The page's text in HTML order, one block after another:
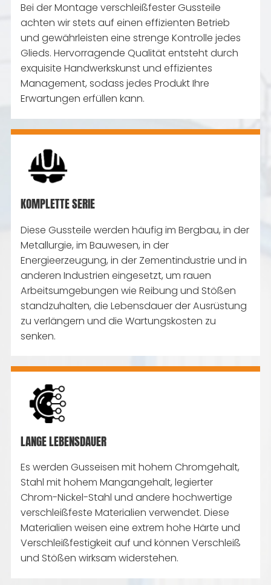
Bei der Montage verschleißfester Gussteile
achten wir stets auf einen effizienten Betrieb
und gewährleisten eine strenge Kontrolle jedes
Glieds. Hervorragende Qualität entsteht durch
exquisite Handwerkskunst und effizientes
Management, sodass jedes Produkt Ihre
Erwartungen erfüllen kann.
KOMPLETTE SERIE
Diese Gussteile werden häufig im Bergbau, in der
Metallurgie, im Bauwesen, in der
Energieerzeugung, in der Zementindustrie und in
anderen Industrien eingesetzt, um rauen
Arbeitsumgebungen wie Reibung und Stößen
standzuhalten, die Lebensdauer der Ausrüstung
zu verlängern und die Wartungskosten zu
senken.
LANGE LEBENSDAUER
Es werden Gusseisen mit hohem Chromgehalt,
Stahl mit hohem Mangangehalt, legierter
Chrom-Nickel-Stahl und andere hochwertige
verschleißfeste Materialien verwendet. Diese
Materialien weisen eine extrem hohe Härte und
Verschleißfestigkeit auf und können Verschleiß
und Stößen wirksam widerstehen.